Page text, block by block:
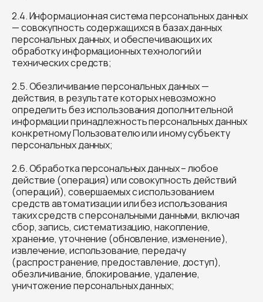
2.4. Информационная система персональных данных
— совокупность содержащихся в базах данных
персональных данных, и обеспечивающих их
обработку информационных технологий и
технических средств;
2.5. Обезличивание персональных данных —
действия, в результате которых невозможно
определить без использования дополнительной
информации принадлежность персональных данных
конкретному Пользователю или иному субъекту
персональных данных;
2.6. Обработка персональных данных – любое
действие (операция) или совокупность действий
(операций), совершаемых с использованием
средств автоматизации или без использования
таких средств с персональными данными, включая
сбор, запись, систематизацию, накопление,
хранение, уточнение (обновление, изменение),
извлечение, использование, передачу
(распространение, предоставление, доступ),
обезличивание, блокирование, удаление,
уничтожение персональных данных;